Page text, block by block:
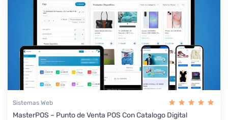
Sistemas Web
MasterPOS – Punto de Venta POS Con Catalogo Digital